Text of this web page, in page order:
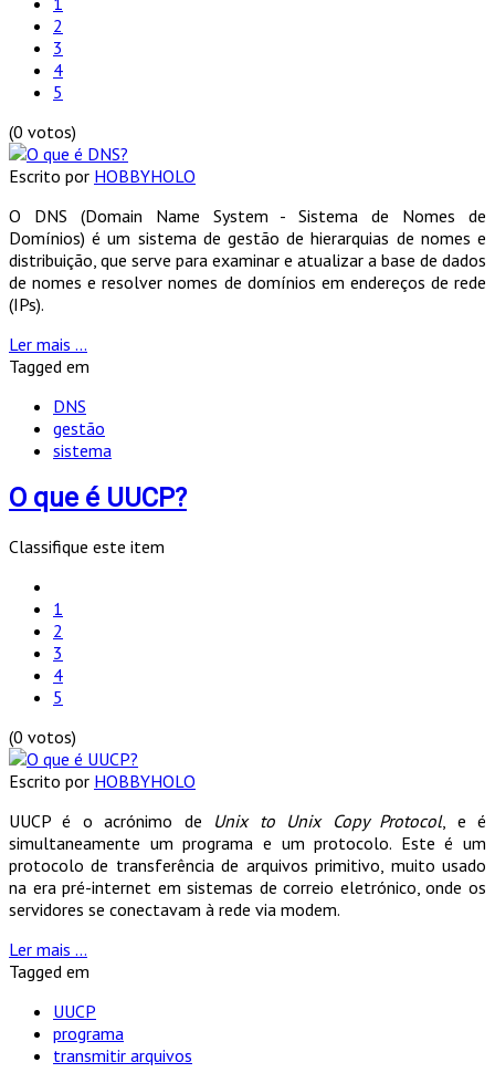
2
3
4
5
(0 votos)
Escrito por HOBBYHOLO
O DNS (Domain Name System - Sistema de Nomes de
Domínios) é um sistema de gestão de hierarquias de nomes e
distribuição, que serve para examinar e atualizar a base de dados
de nomes e resolver nomes de domínios em endereços de rede
(IPs).
Ler mais ...
Tagged em
DNS
gestão
sistema
O que é UUCP?
Classifique este item
1
2
3
4
5
(0 votos)
Escrito por HOBBYHOLO
UUCP é o acrónimo de Unix to Unix Copy Protocol, e é
simultaneamente um programa e um protocolo. Este é um
protocolo de transferência de arquivos primitivo, muito usado
na era pré-internet em sistemas de correio eletrónico, onde os
servidores se conectavam à rede via modem.
Ler mais ...
Tagged em
UUCP
programa
transmitir arquivos